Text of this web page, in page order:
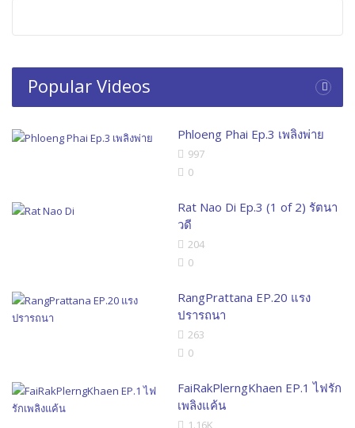
Popular Videos
Phloeng Phai Ep.3 เพลิงพ่าย
997
0
Rat Nao Di Ep.3 (1 of 2) รัตนา
วดี
204
0
RangPrattana EP.20 แรง
ปรารถนา
263
0
FaiRakPlerngKhaen EP.1 ไฟรัก
เพลิงแค้น
1.16K